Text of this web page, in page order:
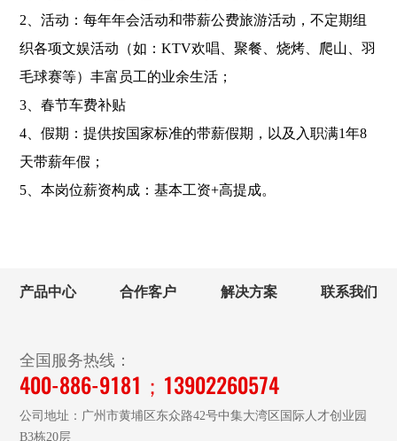
2、活动：每年年会活动和带薪公费旅游活动，不定期组
织各项文娱活动（如：KTV欢唱、聚餐、烧烤、爬山、羽
毛球赛等）丰富员工的业余生活；
3、春节车费补贴
4、假期：提供按国家标准的带薪假期，以及入职满1年8
天带薪年假；
5、本岗位薪资构成：基本工资+高提成。
产品中心 合作客户 解决方案 联系我们
全国服务热线：
400-886-9181；13902260574
公司地址：广州市黄埔区东众路42号中集大湾区国际人才创业园
B3栋20层